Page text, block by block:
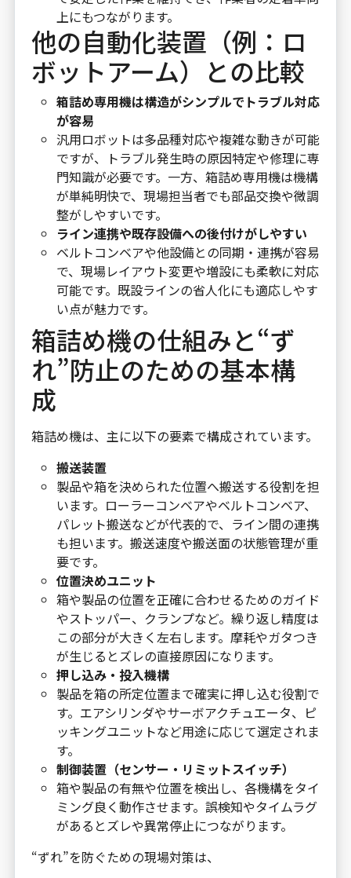
上にもつながります。
他の自動化装置（例：ロ
ボットアーム）との比較
箱詰め専用機は構造がシンプルでトラブル対応
が容易
汎用ロボットは多品種対応や複雑な動きが可能
ですが、トラブル発生時の原因特定や修理に専
門知識が必要です。一方、箱詰め専用機は機構
が単純明快で、現場担当者でも部品交換や微調
整がしやすいです。
ライン連携や既存設備への後付けがしやすい
ベルトコンベアや他設備との同期・連携が容易
で、現場レイアウト変更や増設にも柔軟に対応
可能です。既設ラインの省人化にも適応しやす
い点が魅力です。
箱詰め機の仕組みと“ず
れ”防止のための基本構
成
箱詰め機は、主に以下の要素で構成されています。
搬送装置
製品や箱を決められた位置へ搬送する役割を担
います。ローラーコンベアやベルトコンベア、
パレット搬送などが代表的で、ライン間の連携
も担います。搬送速度や搬送面の状態管理が重
要です。
位置決めユニット
箱や製品の位置を正確に合わせるためのガイド
やストッパー、クランプなど。繰り返し精度は
この部分が大きく左右します。摩耗やガタつき
が生じるとズレの直接原因になります。
押し込み・投入機構
製品を箱の所定位置まで確実に押し込む役割で
す。エアシリンダやサーボアクチュエータ、ピ
ッキングユニットなど用途に応じて選定されま
す。
制御装置（センサー・リミットスイッチ）
箱や製品の有無や位置を検出し、各機構をタイ
ミング良く動作させます。誤検知やタイムラグ
があるとズレや異常停止につながります。
“ずれ”を防ぐための現場対策は、